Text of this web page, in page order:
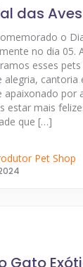
das Aves
o
no dia 05.
esses
alegria, cantoria
apaixonado por
estar mais
que […]
Pet Shop
Gato